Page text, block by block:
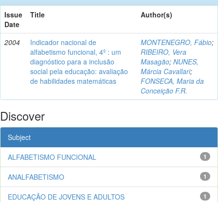
Issue
Date
Title Author(s)
2004
Indicador nacional de
alfabetismo funcional, 4º : um
diagnóstico para a inclusão
social pela educação: avaliação
de habilidades matemáticas
MONTENEGRO, Fábio;
RIBEIRO, Vera
Masagão; NUNES,
Márcia Cavallari;
FONSECA, Maria da
Conceição F.R.
Discover
Subject
1
ALFABETISMO FUNCIONAL
1
ANALFABETISMO
1
EDUCAÇÃO DE JOVENS E ADULTOS